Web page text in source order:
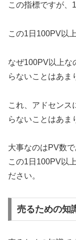
この指標ですが、
この1日100PV以
なぜ100PV以上な
らないことはあま
これ、アドセンス
らないことはあま
大事なのはPV数
この1日100PV以
ださい。
売るための知